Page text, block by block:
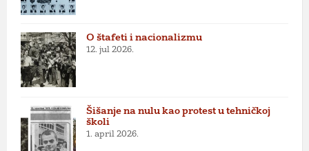
O štafeti i nacionalizmu
12. jul 2026.
Šišanje na nulu kao protest u tehničkoj
školi
1. april 2026.